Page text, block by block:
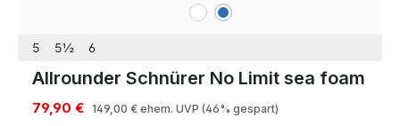
weißblau
5 5½ 6
Allrounder Schnürer No Limit sea foam
79,90 € 149,00 € ehem. UVP (46% gespart)